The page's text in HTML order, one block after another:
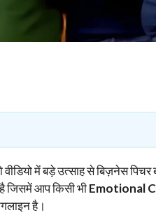
वीडियो में बड़े उत्साह से बिज़नेस पिचर
जिसमें आप किसी भीEmotional
है।